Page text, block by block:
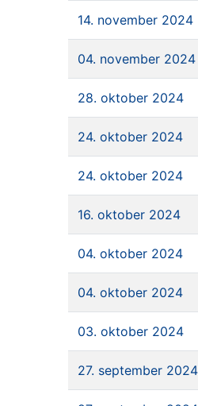
14. november 2024
04. november 2024
28. oktober 2024
24. oktober 2024
24. oktober 2024
16. oktober 2024
04. oktober 2024
04. oktober 2024
03. oktober 2024
27. september 2024